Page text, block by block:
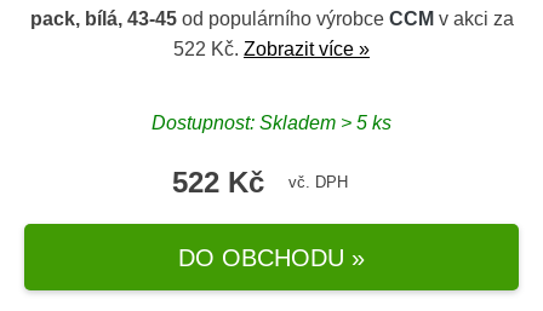
pack, bílá, 43-45od populárního výrobce CCM v akci za
522 Kč. Zobrazit více »
Dostupnost: Skladem > 5 ks
522 Kč vč. DPH
DO OBCHODU »